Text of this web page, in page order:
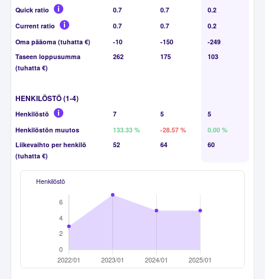
Quick ratio 0.7 0.7
0.2
Current ratio
0.7 0.7
0.2
Oma pääoma (tuhatta €)
-10 -150
-249
Taseen loppusumma
(tuhatta €)
262 175 103
HENKILÖSTÖ (1-4)
Henkilöstö 7 5
5
Henkilöstön muutos
133.33 % -28.57 %
0.00 %
Liikevaihto per henkilö
(tuhatta €)
52 64 60
Henkilöstö